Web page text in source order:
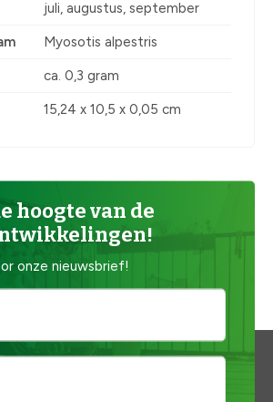
juli, augustus, september
Myosotis alpestris
ca. 0,3 gram
15,24 x 10,5 x 0,05 cm
hoogte van de
onze nieuwsbrief!